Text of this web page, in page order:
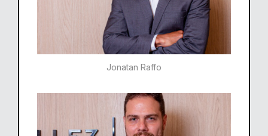
Jonatan Raffo